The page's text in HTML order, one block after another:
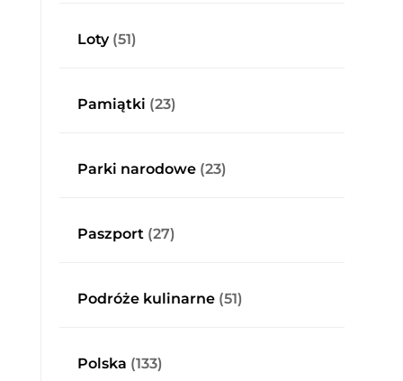
Loty(51)
Pamiątki (23)
Parki narodowe(23)
Paszport(27)
Podróże kulinarne(51)
Polska (133)